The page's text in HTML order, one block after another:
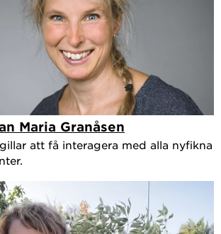
Maria Granåsen
att få interagera med alla nyfikna